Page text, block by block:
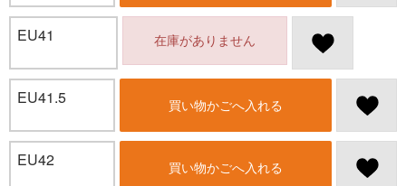
EU41 在庫がありません
EU41.5 買い物かごへ入れる
EU42 買い物かごへ入れる